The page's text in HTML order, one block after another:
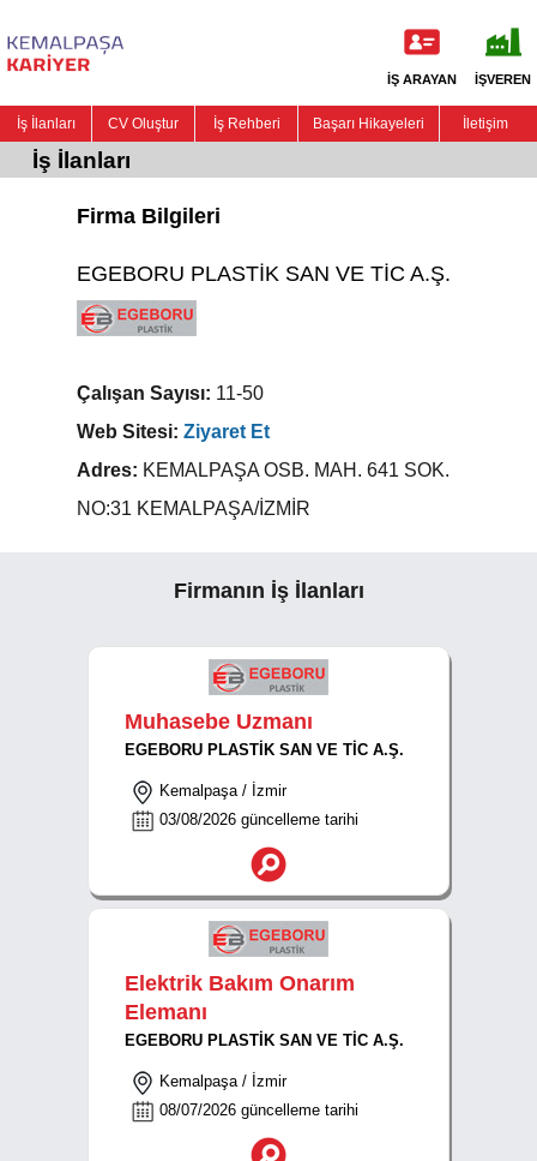
İŞ ARAYAN İŞVEREN
İş İlanları CV Oluştur İş Rehberi Başarı Hikayeleri İletişim
İş İlanları
Firma Bilgileri
EGEBORU PLASTİK SAN VE TİC A.Ş.
Çalışan Sayısı: 11-50
Web Sitesi: Ziyaret Et
Adres: KEMALPAŞA OSB. MAH. 641 SOK.
NO:31 KEMALPAŞA/İZMİR
Firmanın İş İlanları
Muhasebe Uzmanı
EGEBORU PLASTİK SAN VE TİC A.Ş.
Kemalpaşa / İzmir
03/08/2026 güncelleme tarihi
Elektrik Bakım Onarım
Elemanı
EGEBORU PLASTİK SAN VE TİC A.Ş.
Kemalpaşa / İzmir
08/07/2026 güncelleme tarihi